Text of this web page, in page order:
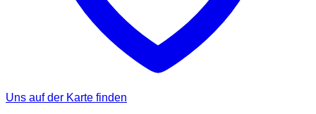
Uns auf der Karte finden